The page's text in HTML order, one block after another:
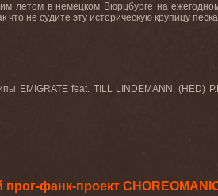
летом в немецком Вюрцбурге на
не судите эту историческую крупицу
EMIGRATE feat. TILL LINDEMANN, (HED)
фанк-проект